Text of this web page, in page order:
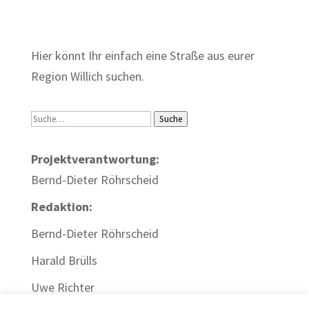
Hier könnt Ihr einfach eine Straße aus eurer
Region Willich suchen.
Suche Suche
Projektverantwortung:
Bernd-Dieter Röhrscheid
Redaktion:
Bernd-Dieter Röhrscheid
Harald Brülls
Uwe Richter